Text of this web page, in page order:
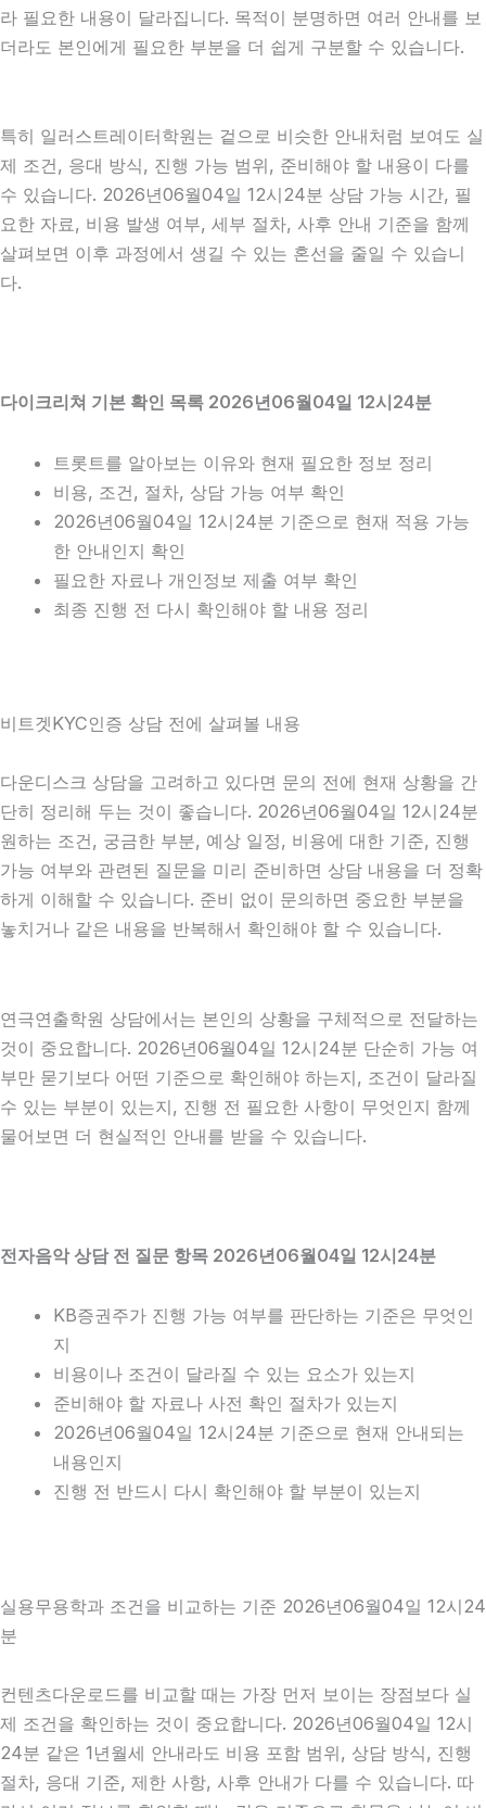
라 필요한 내용이 달라집니다. 목적이 분명하면 여러 안내를 보
더라도 본인에게 필요한 부분을 더 쉽게 구분할 수 있습니다.
특히 일러스트레이터학원는 겉으로 비슷한 안내처럼 보여도 실
제 조건, 응대 방식, 진행 가능 범위, 준비해야 할 내용이 다를
수 있습니다. 2026년06월04일 12시24분 상담 가능 시간, 필
요한 자료, 비용 발생 여부, 세부 절차, 사후 안내 기준을 함께
살펴보면 이후 과정에서 생길 수 있는 혼선을 줄일 수 있습니
다.
다이크리쳐 기본 확인 목록 2026년06월04일 12시24분
트롯트를 알아보는 이유와 현재 필요한 정보 정리
비용, 조건, 절차, 상담 가능 여부 확인
2026년06월04일 12시24분 기준으로 현재 적용 가능
한 안내인지 확인
필요한 자료나 개인정보 제출 여부 확인
최종 진행 전 다시 확인해야 할 내용 정리
비트겟KYC인증 상담 전에 살펴볼 내용
다운디스크 상담을 고려하고 있다면 문의 전에 현재 상황을 간
단히 정리해 두는 것이 좋습니다. 2026년06월04일 12시24분
원하는 조건, 궁금한 부분, 예상 일정, 비용에 대한 기준, 진행
가능 여부와 관련된 질문을 미리 준비하면 상담 내용을 더 정확
하게 이해할 수 있습니다. 준비 없이 문의하면 중요한 부분을
놓치거나 같은 내용을 반복해서 확인해야 할 수 있습니다.
연극연출학원 상담에서는 본인의 상황을 구체적으로 전달하는
것이 중요합니다. 2026년06월04일 12시24분 단순히 가능 여
부만 묻기보다 어떤 기준으로 확인해야 하는지, 조건이 달라질
수 있는 부분이 있는지, 진행 전 필요한 사항이 무엇인지 함께
물어보면 더 현실적인 안내를 받을 수 있습니다.
전자음악 상담 전 질문 항목 2026년06월04일 12시24분
KB증권주가 진행 가능 여부를 판단하는 기준은 무엇인
지
비용이나 조건이 달라질 수 있는 요소가 있는지
준비해야 할 자료나 사전 확인 절차가 있는지
2026년06월04일 12시24분 기준으로 현재 안내되는
내용인지
진행 전 반드시 다시 확인해야 할 부분이 있는지
실용무용학과 조건을 비교하는 기준 2026년06월04일 12시24
분
컨텐츠다운로드를 비교할 때는 가장 먼저 보이는 장점보다 실
제 조건을 확인하는 것이 중요합니다. 2026년06월04일 12시
24분 같은 1년월세 안내라도 비용 포함 범위, 상담 방식, 진행
절차, 응대 기준, 제한 사항, 사후 안내가 다를 수 있습니다. 따